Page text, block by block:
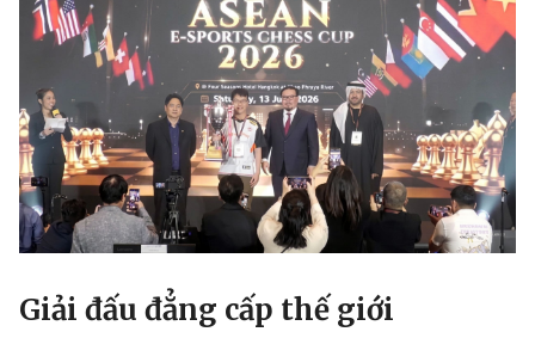
Giải đấu đẳng cấp thế giới